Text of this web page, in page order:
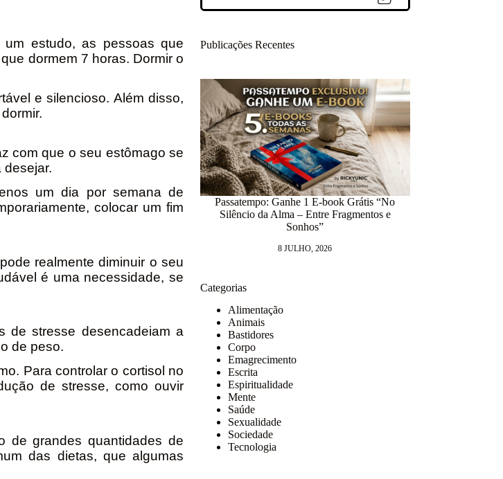
estudo, as pessoas que
dormem 7 horas. Dormir o
e silencioso. Além disso,
com que o seu estômago se
desejar.
um dia por semana de
colocar um fim
realmente diminuir o seu
é uma necessidade, se
de stresse desencadeiam a
de peso.
Para controlar o cortisol no
de stresse, como ouvir
de grandes quantidades de
das dietas, que algumas
Publicações Recentes
Passatempo: Ganhe 1 E-book Grátis “No
Silêncio da Alma – Entre Fragmentos e
Sonhos”
8 JULHO, 2026
Categorias
Alimentação
Animais
Bastidores
Corpo
Emagrecimento
Escrita
Espiritualidade
Mente
Saúde
Sexualidade
Sociedade
Tecnologia